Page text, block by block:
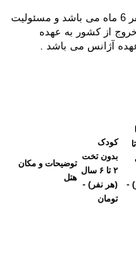
حداقل اعتبار پاسپورت از زمان سفر 6 ماه می باشد و مسئولیت
از کشور به عهده
آژانس می باشد .
تخت ۶ تا
-
کودک
بدون تخت
۲ تا ۶ سال
(هر نفر) -
تومان
توضيحات و مکان
هتل